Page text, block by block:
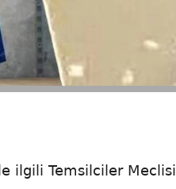
ilgili Temsilciler